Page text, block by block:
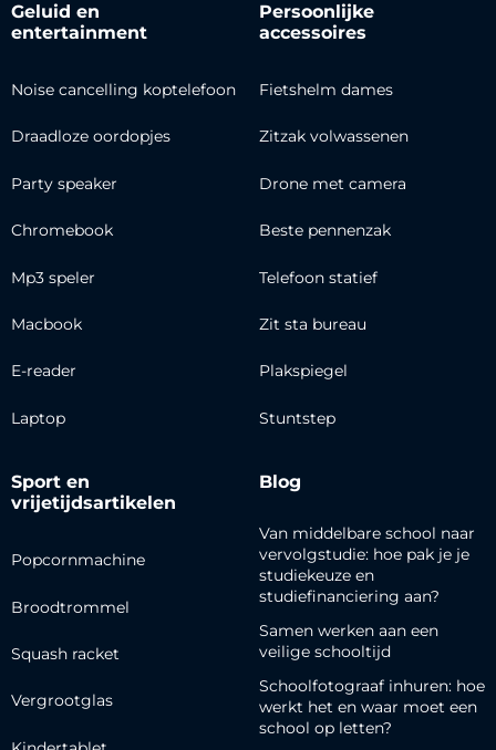
Geluid en
entertainment
Noise cancelling koptelefoon
Draadloze oordopjes
Party speaker
Chromebook
Mp3 speler
Macbook
E-reader
Laptop
Persoonlijke
accessoires
Fietshelm dames
Zitzak volwassenen
Drone met camera
Beste pennenzak
Telefoon statief
Zit sta bureau
Plakspiegel
Stuntstep
Sport en
vrijetijdsartikelen
Popcornmachine
Broodtrommel
Squash racket
Vergrootglas
Blog
Van middelbare school naar
vervolgstudie: hoe pak je je
studiekeuze en
studiefinanciering aan?
Samen werken aan een
veilige schooltijd
Schoolfotograaf inhuren: hoe
werkt het en waar moet een
school op letten?